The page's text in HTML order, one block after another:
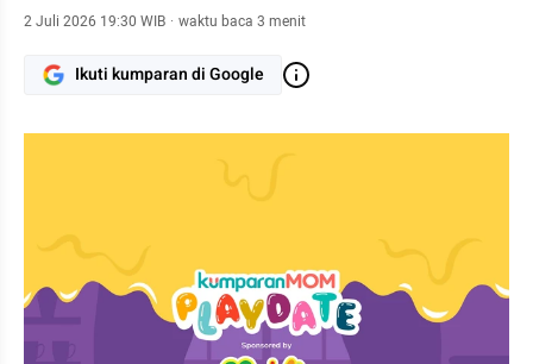
2 Juli 2026 19:30 WIB · waktu baca 3 menit
Ikuti kumparan di Google